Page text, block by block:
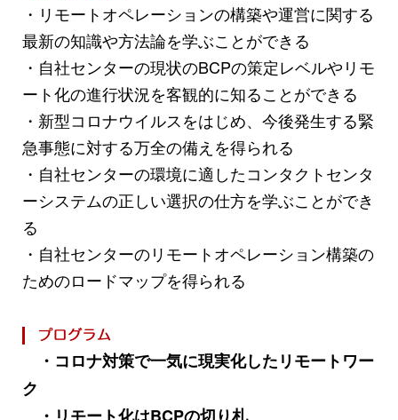
・リモートオペレーションの構築や運営に関する
最新の知識や方法論を学ぶことができる
・自社センターの現状のBCPの策定レベルやリモ
ート化の進行状況を客観的に知ることができる
・新型コロナウイルスをはじめ、今後発生する緊
急事態に対する万全の備えを得られる
・自社センターの環境に適したコンタクトセンタ
ーシステムの正しい選択の仕方を学ぶことができ
る
・自社センターのリモートオペレーション構築の
ためのロードマップを得られる
・コロナ対策で一気に現実化したリモートワー
ク
・リモート化はBCPの切り札